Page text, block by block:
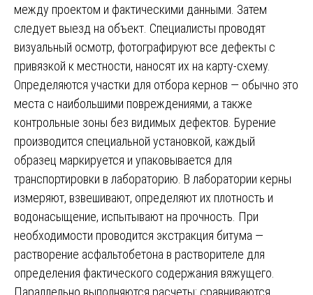
между проектом и фактическими данными. Затем
следует выезд на объект. Специалисты проводят
визуальный осмотр, фотографируют все дефекты с
привязкой к местности, наносят их на карту-схему.
Определяются участки для отбора кернов — обычно это
места с наибольшими повреждениями, а также
контрольные зоны без видимых дефектов. Бурение
производится специальной установкой, каждый
образец маркируется и упаковывается для
транспортировки в лабораторию. В лаборатории керны
измеряют, взвешивают, определяют их плотность и
водонасыщение, испытывают на прочность. При
необходимости проводится экстракция битума —
растворение асфальтобетона в растворителе для
определения фактического содержания вяжущего.
Параллельно выполняются расчеты: сравниваются